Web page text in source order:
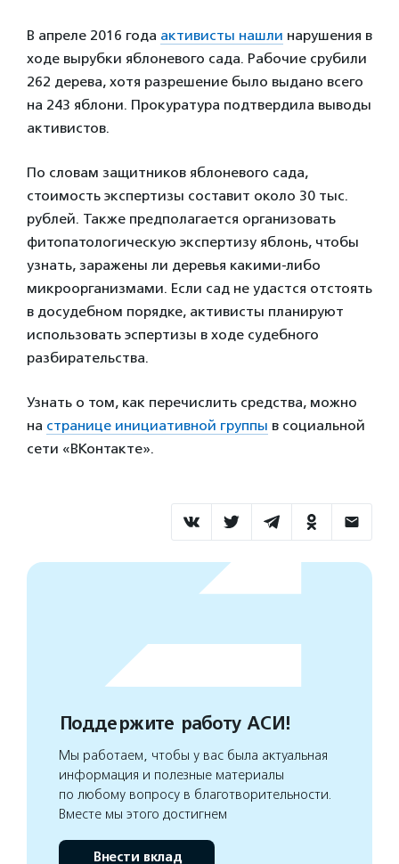
В апреле 2016 года активисты нашли нарушения в
ходе вырубки яблоневого сада. Рабочие срубили
262 дерева, хотя разрешение было выдано всего
на 243 яблони. Прокуратура подтвердила выводы
активистов.
По словам защитников яблоневого сада,
стоимость экспертизы составит около 30 тыс.
рублей. Также предполагается организовать
фитопатологическую экспертизу яблонь, чтобы
узнать, заражены ли деревья какими-либо
микроорганизмами. Если сад не удастся отстоять
в досудебном порядке, активисты планируют
использовать эспертизы в ходе судебного
разбирательства.
Узнать о том, как перечислить средства, можно
на странице инициативной группы в социальной
сети «ВКонтакте».
Поддержите работу АСИ!
Мы работаем, чтобы у вас была актуальная
информация и полезные материалы
по любому вопросу в благотворительности.
Вместе мы этого достигнем
Внести вклад